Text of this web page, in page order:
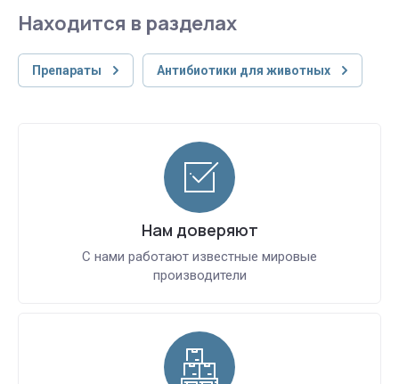
Находится в разделах
Препараты Антибиотики для животных
Нам доверяют
С нами работают известные мировые
производители